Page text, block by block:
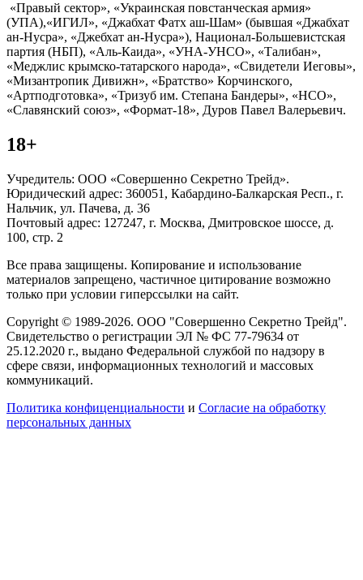
«Правый сектор», «Украинская повстанческая армия»
(УПА),«ИГИЛ», «Джабхат Фатх аш-Шам» (бывшая «Джабхат
ан-Нусра», «Джебхат ан-Нусра»), Национал-Большевистская
партия (НБП), «Аль-Каида», «УНА-УНСО», «Талибан»,
«Меджлис крымско-татарского народа», «Свидетели Иеговы»,
«Мизантропик Дивижн», «Братство» Корчинского,
«Артподготовка», «Тризуб им. Степана Бандеры», «НСО»,
«Славянский союз», «Формат-18», Дуров Павел Валерьевич.
18+
Учредитель: ООО «Совершенно Секретно Трейд».
Юридический адрес: 360051, Кабардино-Балкарская Респ., г.
Нальчик, ул. Пачева, д. 36
Почтовый адрес: 127247, г. Москва, Дмитровское шоссе, д.
100, стр. 2
Все права защищены. Копирование и использование
материалов запрещено, частичное цитирование возможно
только при условии гиперссылки на сайт.
Copyright © 1989-2026. ООО "Совершенно Секретно Трейд".
Свидетельство о регистрации ЭЛ № ФС 77-79634 от
25.12.2020 г., выдано Федеральной службой по надзору в
сфере связи, информационных технологий и массовых
коммуникаций.
Политика конфиценциальности и Согласие на обработку
персональных данных